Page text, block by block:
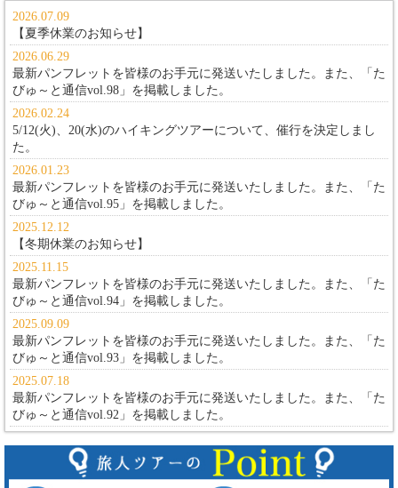
2026.07.09
【夏季休業のお知らせ】
2026.06.29
最新パンフレットを皆様のお手元に発送いたしました。また、
「た
びゅ～と通信vol.98」 を掲載しました。
2026.02.24
5/12(火)、20(水)のハイキングツアーについて、催行を決定しまし
た。
2026.01.23
最新パンフレットを皆様のお手元に発送いたしました。また、
「た
びゅ～と通信vol.95」 を掲載しました。
2025.12.12
【冬期休業のお知らせ】
2025.11.15
最新パンフレットを皆様のお手元に発送いたしました。また、
「た
びゅ～と通信vol.94」 を掲載しました。
2025.09.09
最新パンフレットを皆様のお手元に発送いたしました。また、
「た
びゅ～と通信vol.93」 を掲載しました。
2025.07.18
最新パンフレットを皆様のお手元に発送いたしました。また、
「た
びゅ～と通信vol.92」 を掲載しました。